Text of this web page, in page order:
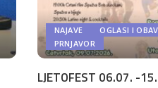
NAJAVE
OGLASI I
PRNJAVOR
LJETOFEST 06.07. -